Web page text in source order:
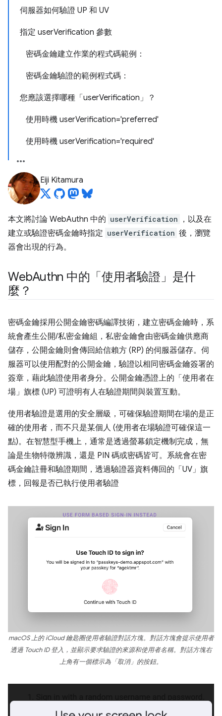
伺服器如何驗證 UP 和 UV
指定 userVerification 參數
密碼金鑰建立作業的程式碼範例：
密碼金鑰驗證的範例程式碼：
您應該選擇哪種「userVerification」？
使用時機 userVerification='preferred'
使用時機 userVerification='required'
Eiji Kitamura
本文將討論 WebAuthn 中的 userVerification
，以及在
建立或驗證密碼金鑰時指定 userVerification 後，瀏覽
器會出現的行為。
WebAuthn 中的「使用者驗證」是什
麼？
密碼金鑰採用公開金鑰密碼編譯技術，建立密碼金鑰時，系
統會產生公開/私密金鑰組，私密金鑰會由密碼金鑰供應商
儲存，公開金鑰則會傳回給信賴方 (RP) 的伺服器儲存。伺
服器可以使用配對的公開金鑰，驗證以相同密碼金鑰簽署的
簽章，藉此驗證使用者身分。公開金鑰憑證上的「使用者在
場」旗標 (UP) 可證明有人在驗證期間與裝置互動。
使用者驗證是選用的安全層級，可確保驗證期間在場的是正
確的使用者，而不只是某個人 (使用者在場驗證可確保這一
點)。在智慧型手機上，通常是透過螢幕鎖定機制完成，無
論是生物特徵辨識，還是 PIN 碼或密碼皆可。系統會在密
碼金鑰註冊和驗證期間，透過驗證器資料傳回的「UV」旗
標，回報是否已執行使用者驗證
macOS 上的 iCloud 鑰匙圈使用者驗證對話方塊。對話方塊會提示使用者
透過 Touch ID 登入，並顯示要求驗證的來源和使用者名稱。對話方塊右
上角有一個標示為「取消」的按鈕。